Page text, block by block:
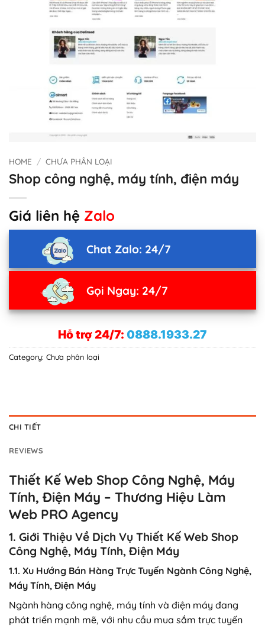
HOME / CHƯA PHÂN LOẠI
Shop công nghệ, máy tính, điện máy
Giá liên hệ Zalo
Chat Zalo: 24/7
Gọi Ngay: 24/7
Hỗ trợ 24/7: 0888.1933.27
Category: Chưa phân loại
CHI TIẾT
REVIEWS
Thiết Kế Web Shop Công Nghệ, Máy
Tính, Điện Máy – Thương Hiệu Làm
Web PRO Agency
1. Giới Thiệu Về Dịch Vụ Thiết Kế Web Shop
Công Nghệ, Máy Tính, Điện Máy
1.1. Xu Hướng Bán Hàng Trực Tuyến Ngành Công Nghệ,
Máy Tính, Điện Máy
Ngành hàng công nghệ, máy tính và điện máy đang
phát triển mạnh mẽ, với nhu cầu mua sắm trực tuyến